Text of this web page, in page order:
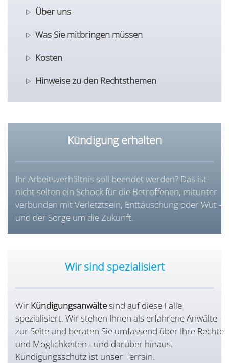
Über uns
Was Sie mitbringen müssen
Kosten
Hinweise zu den Rechtsthemen
Kündigung erhalten
Ihr Arbeitsverhältnis soll beendet werden? Das ist
nicht selten ein Schock für die Betroffenen, mitunter
verbunden mit Verletztsein, Enttäuschung oderWut –
und der Sorge um die Zukunft.
Wir sind spezialisiert
Wir Kündigungsanwältesind auf diese Fälle
spezialisiert. Wir stehen Ihnen als erfahrene Anwälte
zur Seite und beraten Sie umfassend über Ihre Rechte
und Möglichkeiten - und darüber hinaus.
Kündigungsschutz ist unser Terrain.